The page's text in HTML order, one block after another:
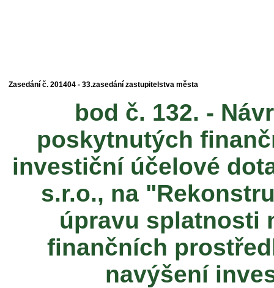
Zasedání č. 201404 - 33.zasedání zastupitelstva města
bod č. 132. -
poskytnutých
investiční účelové
s.r.o., na
úpravu splatnosti
finančních
navýšení